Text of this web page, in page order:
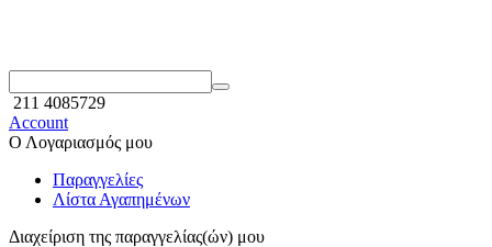
211 4085729
Account
Ο Λογαριασμός μου
Παραγγελίες
Λίστα Αγαπημένων
Διαχείριση της παραγγελίας(ών) μου